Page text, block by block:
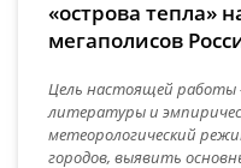
«острова тепла»
мегаполисов
Цель настоящей работы
литературы и
метеорологический
городов, выявить